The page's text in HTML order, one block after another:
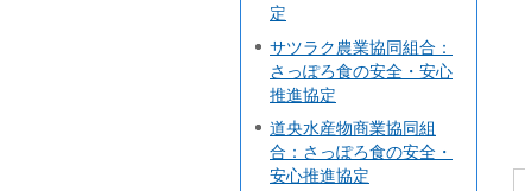
定
サツラク農業協同組合：
さっぽろ食の安全・安心
推進協定
道央水産物商業協同組
合：さっぽろ食の安全・
安心推進協定